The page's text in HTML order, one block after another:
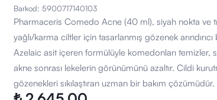
Barkod: 5900717140103
Pharmaceris Comedo Acne (40 ml), siyah nokta ve
yağlı/karma ciltler için tasarlanmış gözenek
Azelaic asit içeren formülüyle komedonları temizler,
akne sonrası lekelerin görünümünü azaltır. Cildi
gözenekleri sıkılaştıran uzman bir bakım çözümüdür.